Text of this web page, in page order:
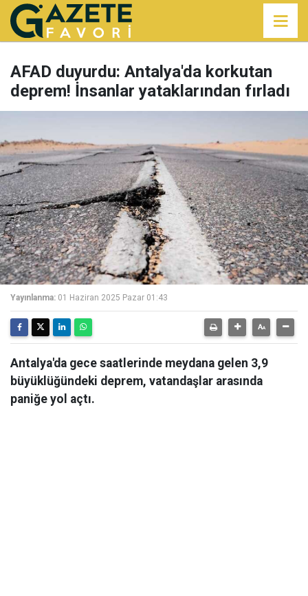
AFAD duyurdu: Antalya'da korkutan
deprem! İnsanlar yataklarından fırladı
Yayınlanma: 01 Haziran 2025 Pazar 01:43
Antalya'da gece saatlerinde meydana gelen 3,9
büyüklüğündeki deprem, vatandaşlar arasında
paniğe yol açtı.